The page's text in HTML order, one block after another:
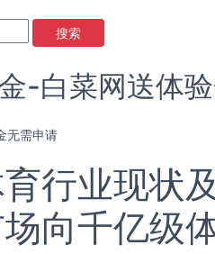
搜索
-白菜网送体
无需申请
行业现状
向千亿级